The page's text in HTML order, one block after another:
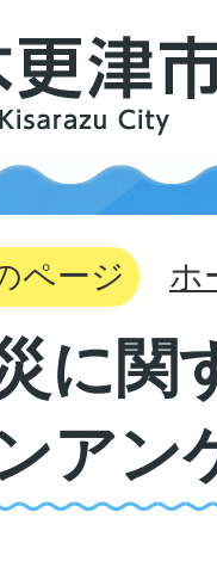
ページ ホ
に関
アン